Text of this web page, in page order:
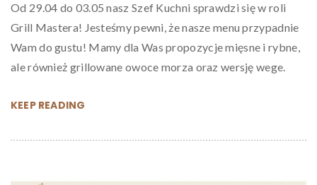
Od 29.04 do 03.05 nasz Szef Kuchni sprawdzi się w roli
Grill Mastera! Jesteśmy pewni, że nasze menu przypadnie
Wam do gustu! Mamy dla Was propozycje mięsne i rybne,
ale również grillowane owoce morza oraz wersję wege.
KEEP READING